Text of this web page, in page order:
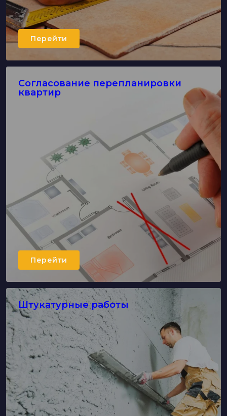
Перейти
Согласование перепланировки
квартир
Перейти
Штукатурные работы